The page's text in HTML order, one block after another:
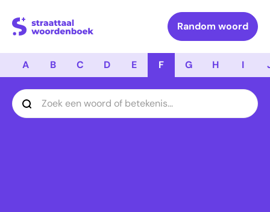
Logo Straattaal Woordenboek
Random woord
A B C D E F G H I